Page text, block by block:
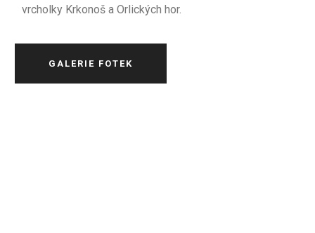
vrcholky Krkonoš a Orlických hor.
GALERIE FOTEK